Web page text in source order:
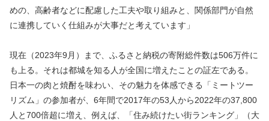
めの、高齢者などに配慮した工夫や取り組みと、関係部門が自然
に連携していく仕組みが大事だと考えています」
現在（2023年9月）まで、ふるさと納税の寄附総件数は506万件に
も上る。それは都城を知る人が全国に増えたことの証左である。
日本一の肉と焼酎を味わい、その魅力を体感できる「ミートツー
リズム」の参加者が、6年間で2017年の53人から2022年の37,800
人と700倍超に増え、例えば、「住み続けたい街ランキング」（大